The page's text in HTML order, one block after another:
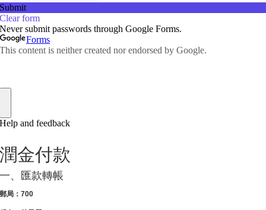
潤金付款
一、匯款轉帳
郵局：700